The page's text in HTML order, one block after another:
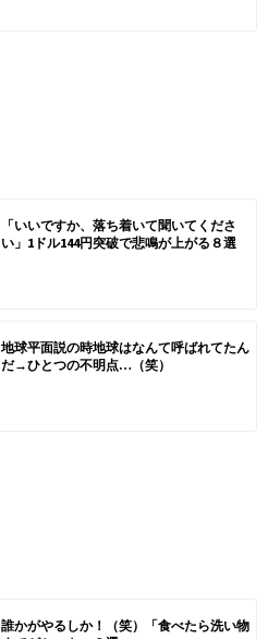
「いいですか、落ち着いて聞いてくださ
い」1ドル144円突破で悲鳴が上がる８選
地球平面説の時地球はなんて呼ばれてたん
だ→ひとつの不明点…（笑）
誰かがやるしか！（笑）「食べたら洗い物